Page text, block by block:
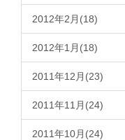
2012年2月(18)
2012年1月(18)
2011年12月(23)
2011年11月(24)
2011年10月(24)